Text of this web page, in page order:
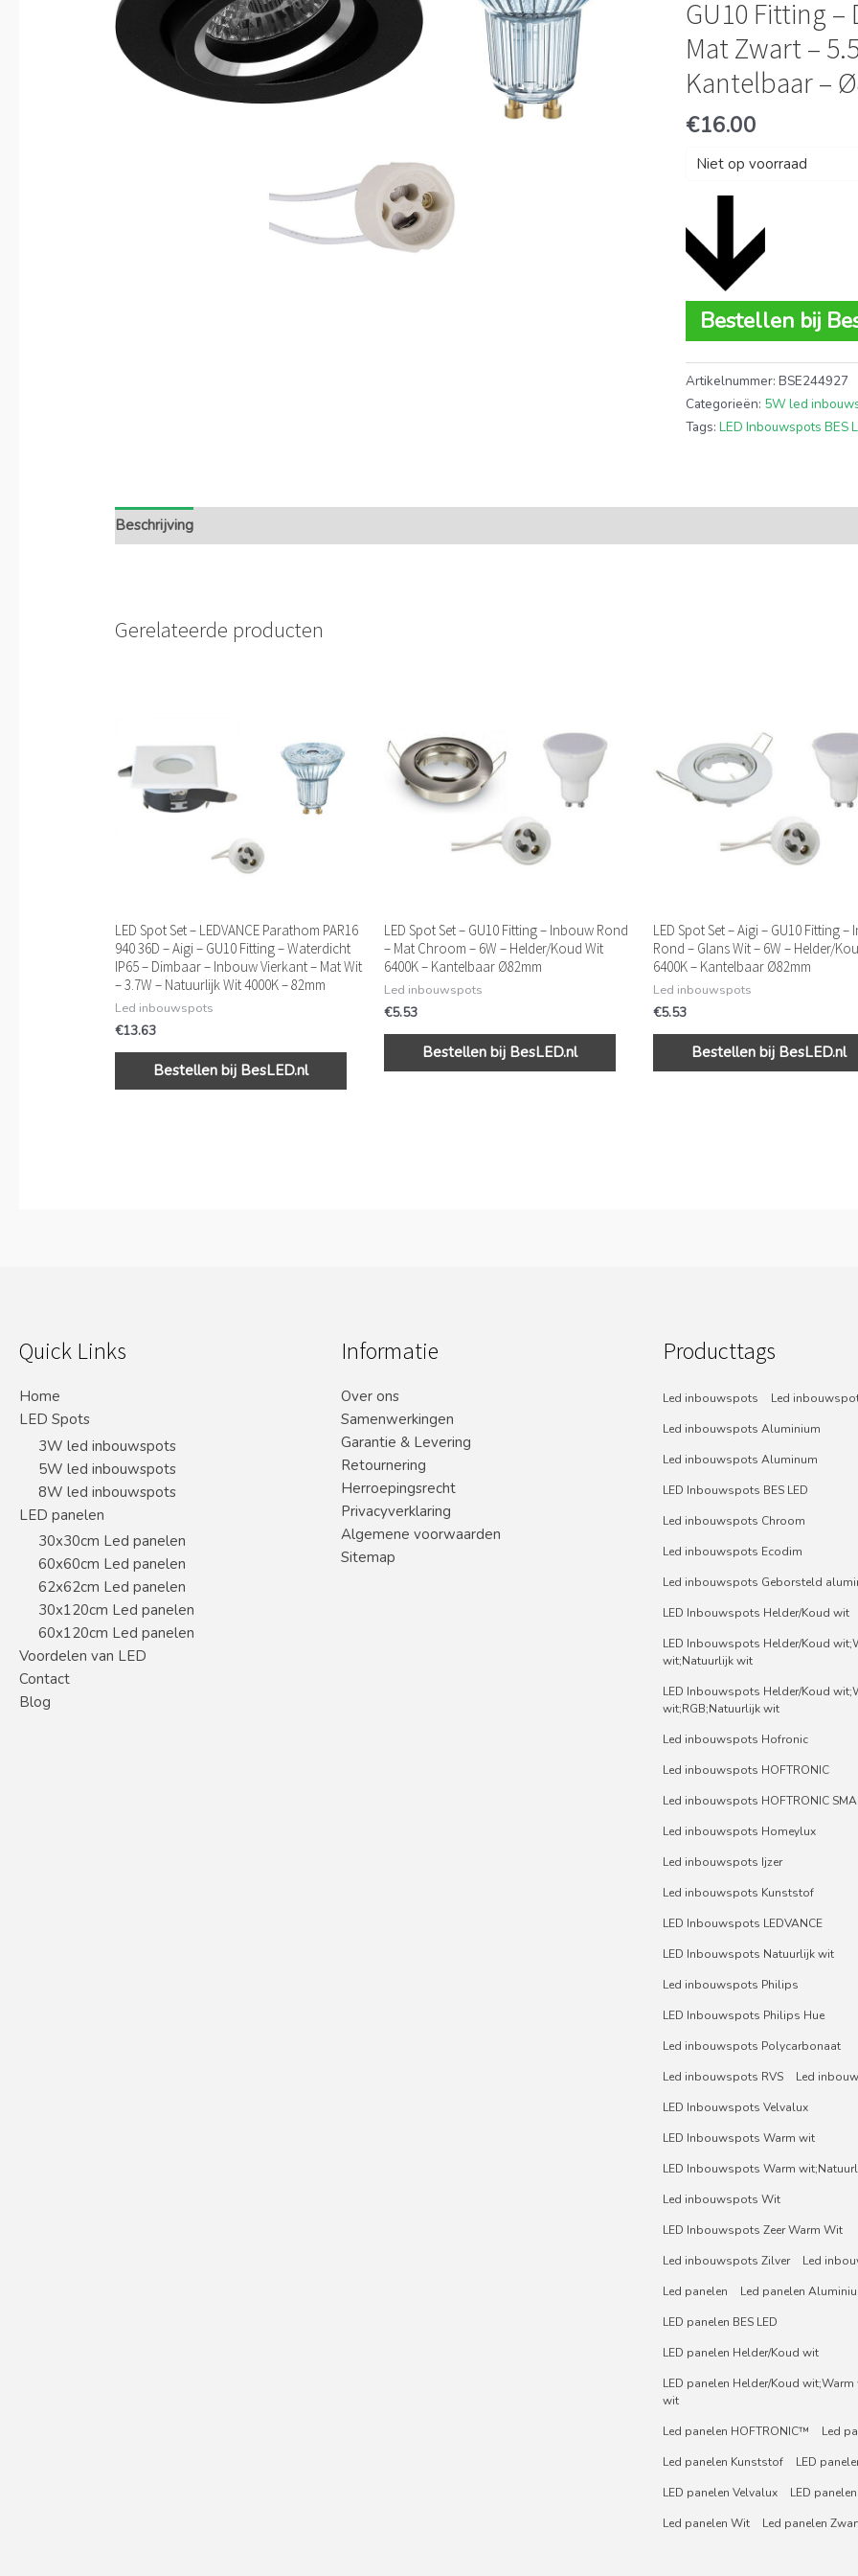
GU10 Fitting
Mat Zwart –
Kantelbaar –
€16.00
Niet op voorraad
Bestellen bij
Artikelnummer:BSE244927
Categorieën: 5W led
Tags:LED Inbouwspots BES
Beschrijving
Gerelateerde producten
LED Spot Set – LEDVANCE Parathom PAR16
940 36D – Aigi – GU10 Fitting – Waterdicht
IP65 – Dimbaar – Inbouw Vierkant – Mat Wit
– 3.7W – Natuurlijk Wit 4000K – 82mm
Led inbouwspots
€13.63
Bestellen bij BesLED.nl
LED Spot Set – GU10 Fitting – Inbouw Rond
– Mat Chroom – 6W – Helder/Koud Wit
6400K – Kantelbaar Ø82mm
Led inbouwspots
€5.53
Bestellen bij BesLED.nl
LED Spot Set – Aigi – GU10 Fitting –
Rond – Glans Wit – 6W – Helder/
6400K – Kantelbaar Ø82mm
Led inbouwspots
€5.53
Bestellen bij BesLED.nl
Quick Links
Home
LED Spots
3W led inbouwspots
5W led inbouwspots
8W led inbouwspots
LED panelen
30x30cm Led panelen
60x60cm Led panelen
62x62cm Led panelen
30x120cm Led panelen
60x120cm Led panelen
Voordelen van LED
Contact
Blog
Informatie
Over ons
Samenwerkingen
Garantie & Levering
Retournering
Herroepingsrecht
Privacyverklaring
Algemene voorwaarden
Sitemap
Producttags
Led inbouwspots
Led
Led inbouwspots Aluminium
Led inbouwspots Aluminum
LED Inbouwspots BES LED
Led inbouwspots Chroom
Led inbouwspots Ecodim
Led inbouwspots Geborsteld
LED Inbouwspots Helder/Koud wit
LED Inbouwspots Helder/Koud
wit;Natuurlijk wit
LED Inbouwspots Helder/Koud
wit;RGB;Natuurlijk wit
Led inbouwspots Hofronic
Led inbouwspots HOFTRONIC
Led inbouwspots HOFTRONIC
Led inbouwspots Homeylux
Led inbouwspots Ijzer
Led inbouwspots Kunststof
LED Inbouwspots LEDVANCE
LED Inbouwspots Natuurlijk wit
Led inbouwspots Philips
LED Inbouwspots Philips Hue
Led inbouwspots Polycarbonaat
Led inbouwspots RVS
Led
LED Inbouwspots Velvalux
LED Inbouwspots Warm wit
LED Inbouwspots Warm
Led inbouwspots Wit
LED Inbouwspots Zeer Warm Wit
Led inbouwspots Zilver
Led
Led panelen
Led panelen
LED panelen BES LED
LED panelen Helder/Koud wit
LED panelen Helder/Koud
wit
Led panelen HOFTRONIC™
Led
Led panelen Kunststof
LED
LED panelen Velvalux
LED
Led panelen Wit
Led panelen